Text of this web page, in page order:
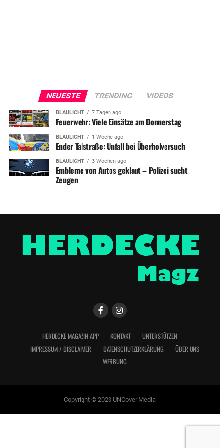
NEUESTE TRENDING VIDEOS
BLAULICHT 7 Tagen ago
Feuerwehr: Viele Einsätze am Donnerstag
BLAULICHT 1 Woche ago
Ender Talstraße: Unfall bei Überholversuch
BLAULICHT 3 Wochen ago
Embleme von Autos geklaut – Polizei sucht
Zeugen
HERDECKE MAGAZIN APP KONTAKT
UNTERSTÜTZEN
IMPRESSUM / DISCLAIMER
DATENSCHUTZERKLÄRUNG
ÜBER UNS
WERBUNG
Copyright © 2023 UNCover Media